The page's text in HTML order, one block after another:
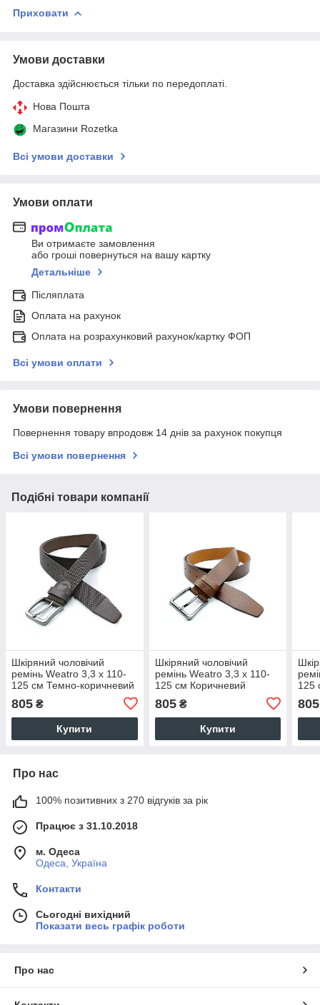
Приховати
Умови доставки
Доставка здійснюється тільки по передоплаті.
Нова Пошта
Магазини Rozetka
Всі умови доставки
Умови оплати
Ви отримаєте замовлення
або гроші повернуться на вашу картку
Детальніше
Післяплата
Оплата на рахунок
Оплата на розрахунковий рахунок/картку ФОП
Всі умови оплати
Умови повернення
Повернення товару впродовж 14 днів за рахунок покупця
Всі умови повернення
Подібні товари компанії
Шкіряний чоловічий
ремінь Weatro 3,3 х 110-
125 см Темно-коричневий
805 ₴
Купити
Шкіряний чоловічий
ремінь Weatro 3,3 х 110-
125 см Коричневий
805₴
Купити
125
805
Про нас
100% позитивних з 270 відгуків за рік
Працює з 31.10.2018
м. Одеса
Одеса, Україна
Контакти
Сьогодні вихідний
Показати весь графік роботи
Про нас